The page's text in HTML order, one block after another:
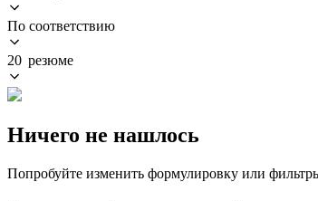
По соответствию
20 резюме
Ничего не нашлось
Попробуйте изменить формулировку или